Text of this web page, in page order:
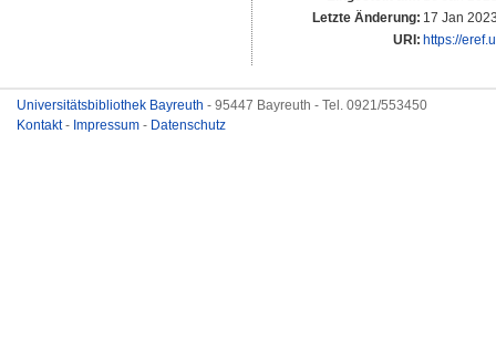
Letzte Änderung: 17 Jan
URI: https://
Universitätsbibliothek Bayreuth - 95447 Bayreuth - Tel. 0921/553450
Kontakt- Impressum - Datenschutz